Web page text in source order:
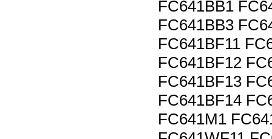
FC641BB1
FC641BB3
FC641BF11
FC641BF12
FC641BF13
FC641BF14
FC641M1